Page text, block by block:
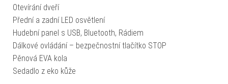
Otevírání dveří
Přední a zadní LED osvětlení
Hudební panel s USB, Bluetooth, Rádiem
Dálkové ovládání – bezpečnostní tlačítko STOP
Pěnová EVA kola
Sedadlo z eko kůže